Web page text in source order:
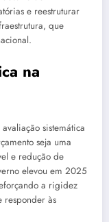
e reestruturar
que
na
sistemática
seja uma
e redução de
elevou em 2025
a rigidez
responder às